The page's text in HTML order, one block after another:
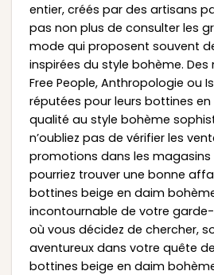
entier, créés par des artisans
pas non plus de consulter les
mode qui proposent souvent
inspirées du style bohème.
Free People, Anthropologie ou
réputées pour leurs bottines
qualité au style bohème
n’oubliez pas de vérifier les
promotions dans les magasins
pourriez trouver une bonne
bottines beige en daim
incontournable de votre
où vous décidez de chercher,
aventureux dans votre quête
bottines beige en daim